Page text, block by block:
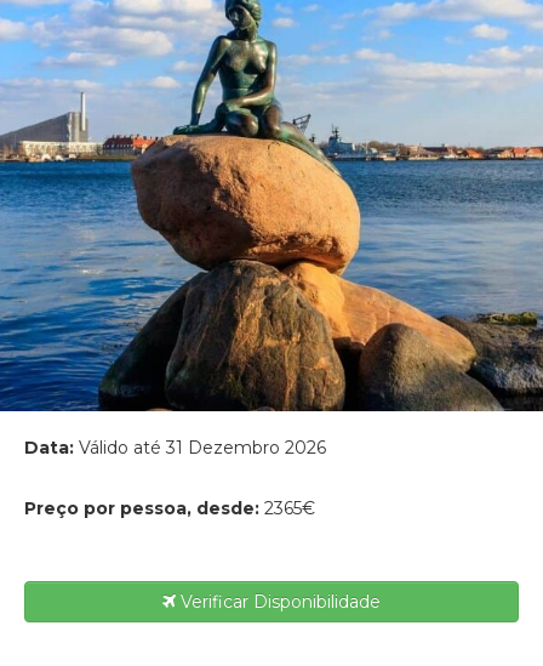
Data: Válido até 31 Dezembro 2026
Preço por pessoa, desde: 2365€
Verificar Disponibilidade